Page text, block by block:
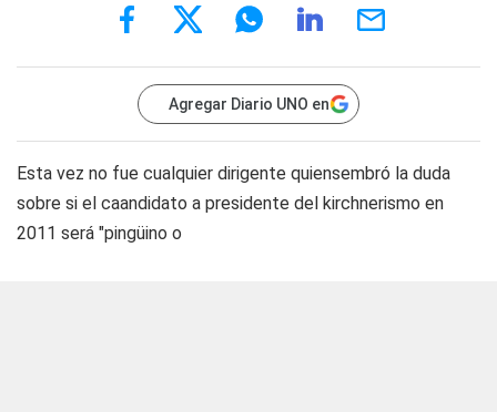
Agregar Diario UNO en
Esta vez no fue cualquier dirigente quiensembró la duda
sobre si el caandidato a presidente del kirchnerismo en
2011 será "pingüino o